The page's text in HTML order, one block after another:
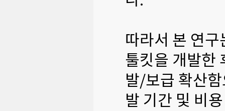
따라서 본 연
툴킷을 개발한
발/보급 확산
발 기간 및 비